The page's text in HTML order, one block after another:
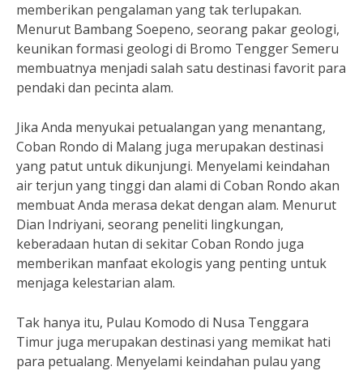
memberikan pengalaman yang tak terlupakan.
Menurut Bambang Soepeno, seorang pakar geologi,
keunikan formasi geologi di Bromo Tengger Semeru
membuatnya menjadi salah satu destinasi favorit para
pendaki dan pecinta alam.
Jika Anda menyukai petualangan yang menantang,
Coban Rondo di Malang juga merupakan destinasi
yang patut untuk dikunjungi. Menyelami keindahan
air terjun yang tinggi dan alami di Coban Rondo akan
membuat Anda merasa dekat dengan alam. Menurut
Dian Indriyani, seorang peneliti lingkungan,
keberadaan hutan di sekitar Coban Rondo juga
memberikan manfaat ekologis yang penting untuk
menjaga kelestarian alam.
Tak hanya itu, Pulau Komodo di Nusa Tenggara
Timur juga merupakan destinasi yang memikat hati
para petualang. Menyelami keindahan pulau yang